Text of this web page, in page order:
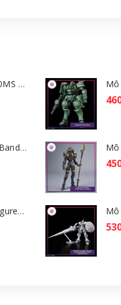
Mô hình Bandai 30MS Tiasha (Dahlia Wear) [Color B] [GDB] [30MS]
Mô hình Gundam Bandai HGGQ Rick Dom (Gaia / Ortega) 1/144 [GDB] [BHG]
Mô hình Bandai Figure-rise Standard Nyaan - Gundam GQuuuuuuX [GDB] [FRS]